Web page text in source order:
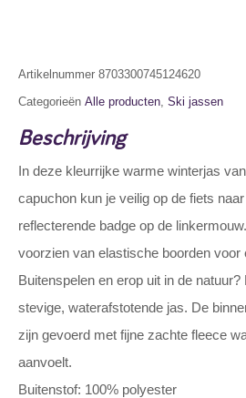
Artikelnummer 8703300745124620
Categorieën Alle producten, Ski jassen
Beschrijving
In deze kleurrijke warme winterjas
capuchon kun je veilig op de fiets
reflecterende badge op de
voorzien van elastische boorden voor
Buitenspelen en erop uit in de
stevige, waterafstotende jas. De
zijn gevoerd met fijne zachte fleece
aanvoelt.
Buitenstof: 100% polyester